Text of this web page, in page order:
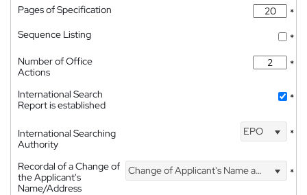
Pages of Specification
*
Sequence Listing
*
Number of Office
Actions
*
International Search
Report is established
*
International Searching
Authority
EPO *
Recordal of a Change of
the Applicant's
Name/Address
Change of Applicant's Name and Address *